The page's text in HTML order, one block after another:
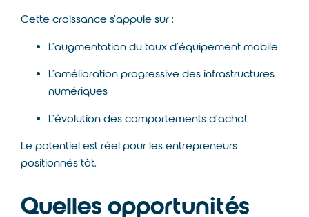
Cette croissance s’appuie sur :
L’augmentation du taux d’équipement mobile
L’amélioration progressive des infrastructures
numériques
L’évolution des comportements d’achat
Le potentiel est réel pour les entrepreneurs
positionnés tôt.
Quelles opportunités